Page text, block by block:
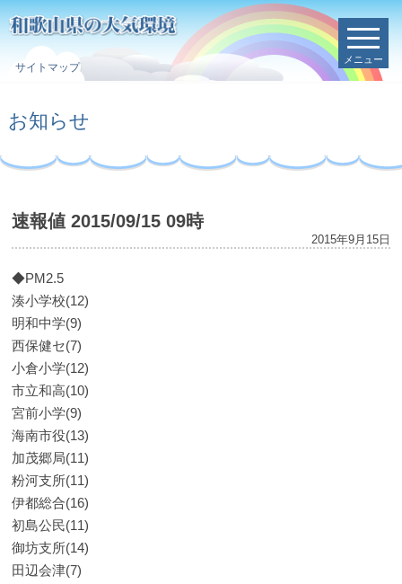
サイトマップ
メニュー
お知らせ
速報値 2015/09/15 09時
2015年9月15日
◆PM2.5
湊小学校(12)
明和中学(9)
西保健セ(7)
小倉小学(12)
市立和高(10)
宮前小学(9)
海南市役(13)
加茂郷局(11)
粉河支所(11)
伊都総合(16)
初島公民(11)
御坊支所(14)
田辺会津(7)